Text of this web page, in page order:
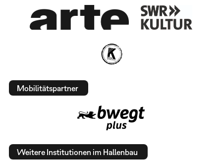
Mobilitätspartner
Weitere Institutionen im Hallenbau